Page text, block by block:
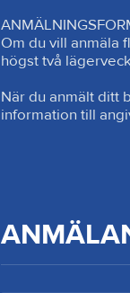
Om du vill anmäla
högst två
När du anmält ditt
information till